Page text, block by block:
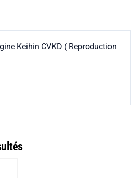
Keihin CVKD ( Reproduction